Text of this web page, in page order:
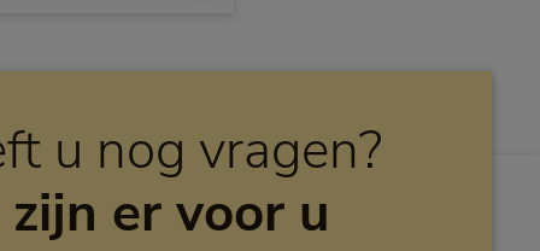
u nog vragen?
er voor u